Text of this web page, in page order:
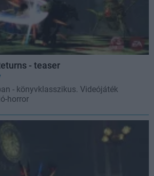
- teaser
- könyvklasszikus. Videójáték
horror